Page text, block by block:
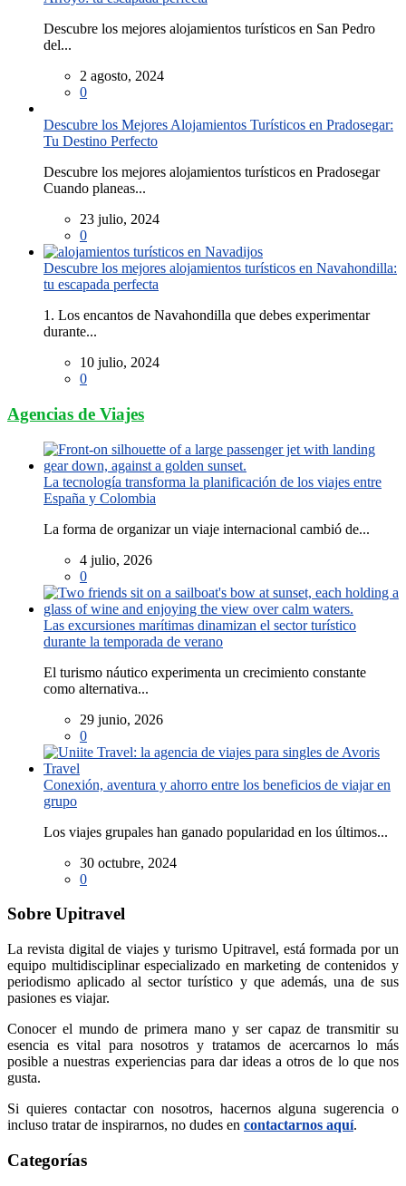
Descubre los mejores alojamientos turísticos en San Pedro
del...
2 agosto, 2024
0
Descubre los Mejores Alojamientos Turísticos en Pradosegar:
Tu Destino Perfecto
Descubre los mejores alojamientos turísticos en Pradosegar
Cuando planeas...
23 julio, 2024
0
Descubre los mejores alojamientos turísticos en Navahondilla:
tu escapada perfecta
1. Los encantos de Navahondilla que debes experimentar
durante...
10 julio, 2024
0
Agencias de Viajes
La tecnología transforma la planificación de los viajes entre
España y Colombia
La forma de organizar un viaje internacional cambió de...
4 julio, 2026
0
Las excursiones marítimas dinamizan el sector turístico
durante la temporada de verano
El turismo náutico experimenta un crecimiento constante
como alternativa...
29 junio, 2026
0
Conexión, aventura y ahorro entre los beneficios de viajar en
grupo
Los viajes grupales han ganado popularidad en los últimos...
30 octubre, 2024
0
Sobre Upitravel
La revista digital de viajes y turismo Upitravel, está formada por un
equipo multidisciplinar especializado en marketing de contenidos y
periodismo aplicado al sector turístico y que además, una de sus
pasiones es viajar.
Conocer el mundo de primera mano y ser capaz de transmitir su
esencia es vital para nosotros y tratamos de acercarnos lo más
posible a nuestras experiencias para dar ideas a otros de lo que nos
gusta.
Si quieres contactar con nosotros, hacernos alguna sugerencia o
incluso tratar de inspirarnos, no dudes en contactarnos aquí.
Categorías